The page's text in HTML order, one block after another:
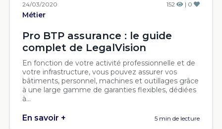
24/03/2020 152 | 0
Métier
Pro BTP assurance : le guide
complet de LegalVision
En fonction de votre activité professionnelle et de
votre infrastructure, vous pouvez assurer vos
bâtiments, personnel, machines et outillages grâce
à une large gamme de garanties flexibles, dédiées
à...
En savoir + 5 min de lecture